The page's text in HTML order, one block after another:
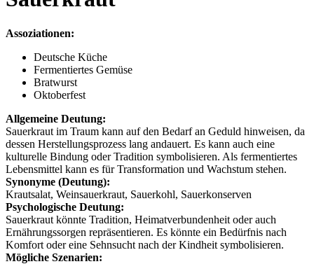
Assoziationen:
Deutsche Küche
Fermentiertes Gemüse
Bratwurst
Oktoberfest
Allgemeine Deutung:
Sauerkraut im Traum kann auf den Bedarf an Geduld hinweisen, da
dessen Herstellungsprozess lang andauert. Es kann auch eine
kulturelle Bindung oder Tradition symbolisieren. Als fermentiertes
Lebensmittel kann es für Transformation und Wachstum stehen.
Synonyme (Deutung):
Krautsalat, Weinsauerkraut, Sauerkohl, Sauerkonserven
Psychologische Deutung:
Sauerkraut könnte Tradition, Heimatverbundenheit oder auch
Ernährungssorgen repräsentieren. Es könnte ein Bedürfnis nach
Komfort oder eine Sehnsucht nach der Kindheit symbolisieren.
Mögliche Szenarien: